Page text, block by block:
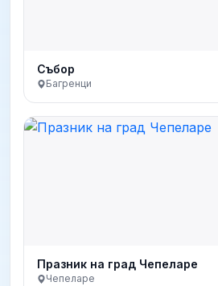
Събор
Багренци
Празник на град Чепеларе
Чепеларе